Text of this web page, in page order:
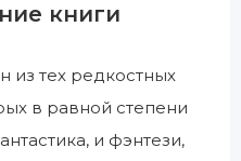
книги
из тех редкостных
в равной степени
и фэнтези,